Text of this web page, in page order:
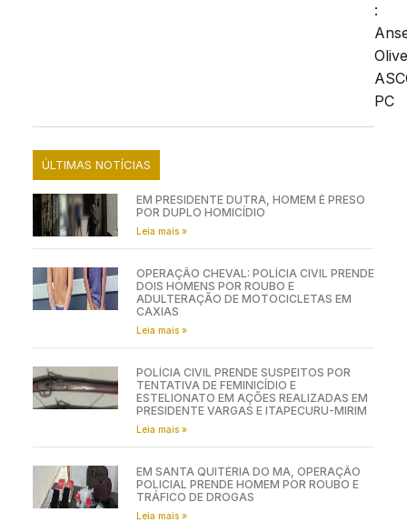
:
PC
ÚLTIMAS NOTÍCIAS
EM PRESIDENTE DUTRA, HOMEM É PRESO
POR DUPLO HOMICÍDIO
Leia mais »
OPERAÇÃO CHEVAL: POLÍCIA CIVIL PRENDE
DOIS HOMENS POR ROUBO E
ADULTERAÇÃO DE MOTOCICLETAS EM
CAXIAS
Leia mais »
POLÍCIA CIVIL PRENDE SUSPEITOS POR
TENTATIVA DE FEMINICÍDIO E
ESTELIONATO EM AÇÕES REALIZADAS EM
PRESIDENTE VARGAS E ITAPECURU-MIRIM
Leia mais »
EM SANTA QUITÉRIA DO MA, OPERAÇÃO
POLICIAL PRENDE HOMEM POR ROUBO E
TRÁFICO DE DROGAS
Leia mais »